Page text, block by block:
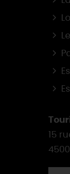
15